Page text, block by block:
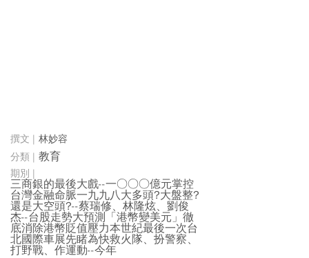
林妙容
教育
三商銀的最後大戲--一○○○億元掌控
台灣金融命脈一九九八大多頭?大盤整?
還是大空頭?--蔡瑞修、林隆炫、劉俊
杰--台股走勢大預測「港幣變美元」徹
底消除港幣貶值壓力本世紀最後一次台
北國際車展先睹為快救火隊、扮警察、
打野戰、作運動--今年